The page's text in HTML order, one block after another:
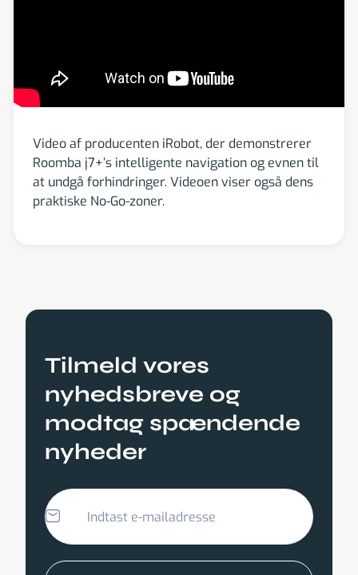
Video af producenten iRobot, der demonstrerer
Roomba j7+’s intelligente navigation og evnen til
at undgå forhindringer. Videoen viser også dens
praktiske No-Go-zoner.
Tilmeld vores
nyhedsbreve og
modtag spændende
nyheder